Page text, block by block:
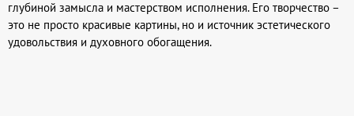
глубиной замысла и мастерством исполнения. Его творчество –
это не просто красивые картины, но и источник эстетического
удовольствия и духовного обогащения.